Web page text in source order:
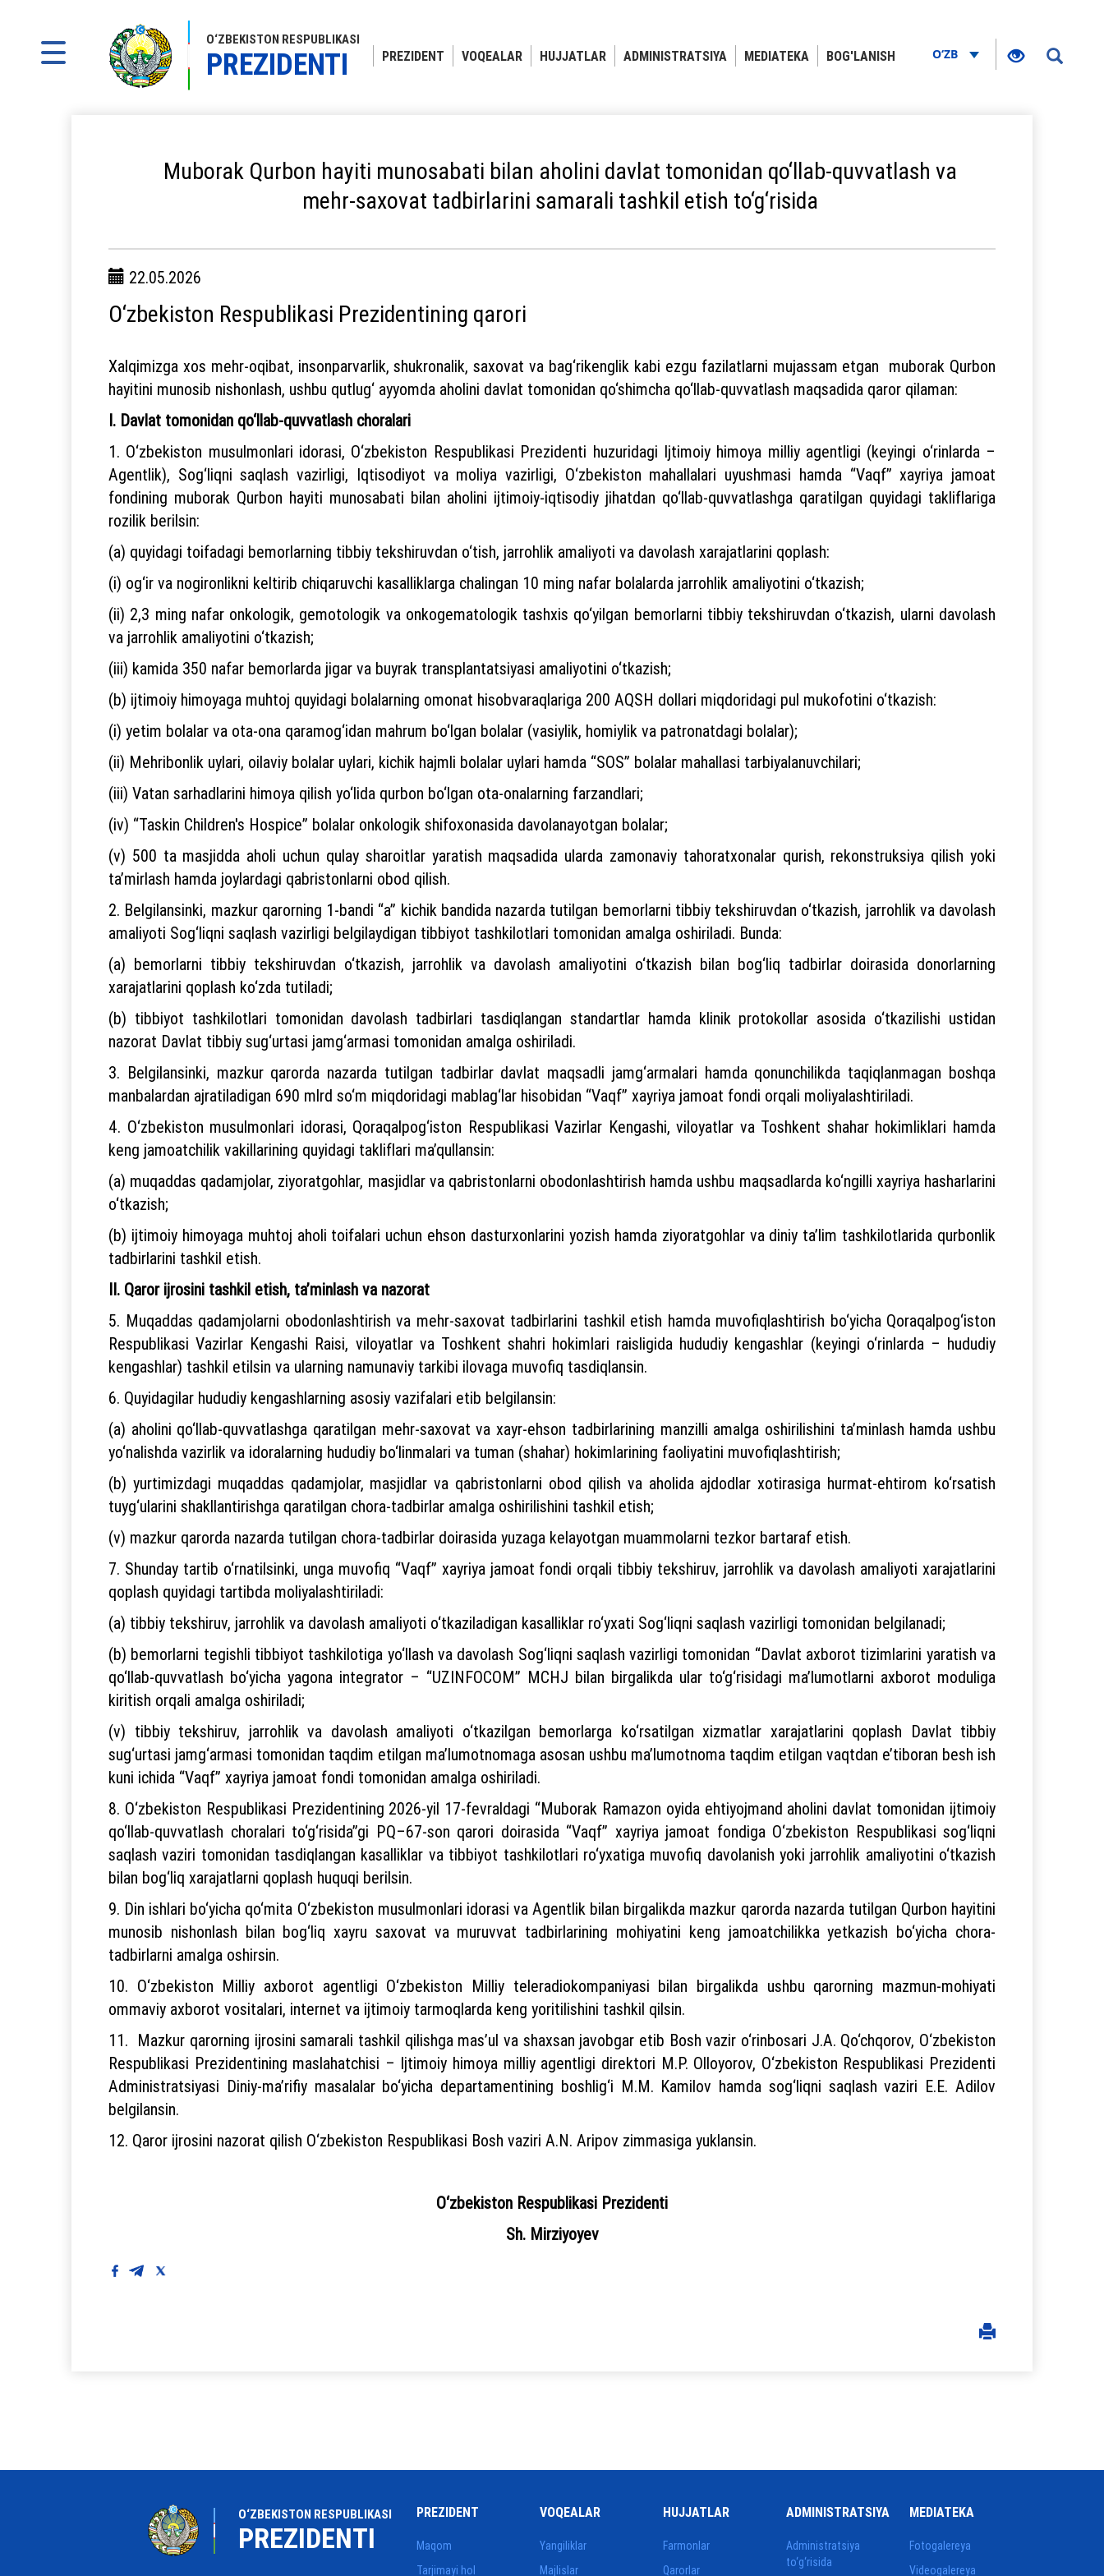
O‘ZBEKISTON RESPUBLIKASI
PREZIDENTI PREZIDENT VOQEALAR HUJJATLAR ADMINISTRATSIYA MEDIATEKA BOG'LANISH O‘ZB
Muborak Qurbon hayiti munosabati bilan aholini davlat tomonidan qo‘llab-quvvatlash va
mehr-saxovat tadbirlarini samarali tashkil etish to‘g‘risida
22.05.2026
O‘zbekiston Respublikasi Prezidentining qarori
Xalqimizga xos mehr-oqibat, insonparvarlik, shukronalik, saxovat va bag‘rikenglik kabi ezgu fazilatlarni mujassam etgan muborak Qurbon
hayitini munosib nishonlash, ushbu qutlug‘ ayyomda aholini davlat tomonidan qo‘shimcha qo‘llab-quvvatlash maqsadida qaror qilaman:
I. Davlat tomonidan qo‘llab-quvvatlash choralari
1. O‘zbekiston musulmonlari idorasi, O‘zbekiston Respublikasi Prezidenti huzuridagi Ijtimoiy himoya milliy agentligi (keyingi o‘rinlarda –
Agentlik), Sog‘liqni saqlash vazirligi, Iqtisodiyot va moliya vazirligi, O‘zbekiston mahallalari uyushmasi hamda “Vaqf” xayriya jamoat
fondining muborak Qurbon hayiti munosabati bilan aholini ijtimoiy-iqtisodiy jihatdan qo‘llab-quvvatlashga qaratilgan quyidagi takliflariga
rozilik berilsin:
(a) quyidagi toifadagi bemorlarning tibbiy tekshiruvdan o‘tish, jarrohlik amaliyoti va davolash xarajatlarini qoplash:
(i) og‘ir va nogironlikni keltirib chiqaruvchi kasalliklarga chalingan 10 ming nafar bolalarda jarrohlik amaliyotini o‘tkazish;
(ii) 2,3 ming nafar onkologik, gemotologik va onkogematologik tashxis qo‘yilgan bemorlarni tibbiy tekshiruvdan o‘tkazish, ularni davolash
va jarrohlik amaliyotini o‘tkazish;
(iii) kamida 350 nafar bemorlarda jigar va buyrak transplantatsiyasi amaliyotini o‘tkazish;
(b) ijtimoiy himoyaga muhtoj quyidagi bolalarning omonat hisobvaraqlariga 200 AQSH dollari miqdoridagi pul mukofotini o‘tkazish:
(i) yetim bolalar va ota-ona qaramog‘idan mahrum bo‘lgan bolalar (vasiylik, homiylik va patronatdagi bolalar);
(ii) Mehribonlik uylari, oilaviy bolalar uylari, kichik hajmli bolalar uylari hamda “SOS” bolalar mahallasi tarbiyalanuvchilari;
(iii) Vatan sarhadlarini himoya qilish yo‘lida qurbon bo‘lgan ota-onalarning farzandlari;
(iv) “Taskin Children's Hospice” bolalar onkologik shifoxonasida davolanayotgan bolalar;
(v) 500 ta masjidda aholi uchun qulay sharoitlar yaratish maqsadida ularda zamonaviy tahoratxonalar qurish, rekonstruksiya qilish yoki
ta’mirlash hamda joylardagi qabristonlarni obod qilish.
2. Belgilansinki, mazkur qarorning 1-bandi “a” kichik bandida nazarda tutilgan bemorlarni tibbiy tekshiruvdan o‘tkazish, jarrohlik va davolash
amaliyoti Sog‘liqni saqlash vazirligi belgilaydigan tibbiyot tashkilotlari tomonidan amalga oshiriladi. Bunda:
(a) bemorlarni tibbiy tekshiruvdan o‘tkazish, jarrohlik va davolash amaliyotini o‘tkazish bilan bog‘liq tadbirlar doirasida donorlarning
xarajatlarini qoplash ko‘zda tutiladi;
(b) tibbiyot tashkilotlari tomonidan davolash tadbirlari tasdiqlangan standartlar hamda klinik protokollar asosida o‘tkazilishi ustidan
nazorat Davlat tibbiy sug‘urtasi jamg‘armasi tomonidan amalga oshiriladi.
3. Belgilansinki, mazkur qarorda nazarda tutilgan tadbirlar davlat maqsadli jamg‘armalari hamda qonunchilikda taqiqlanmagan boshqa
manbalardan ajratiladigan 690 mlrd so‘m miqdoridagi mablag‘lar hisobidan “Vaqf” xayriya jamoat fondi orqali moliyalashtiriladi.
4. O‘zbekiston musulmonlari idorasi, Qoraqalpog‘iston Respublikasi Vazirlar Kengashi, viloyatlar va Toshkent shahar hokimliklari hamda
keng jamoatchilik vakillarining quyidagi takliflari ma’qullansin:
(a) muqaddas qadamjolar, ziyoratgohlar, masjidlar va qabristonlarni obodonlashtirish hamda ushbu maqsadlarda ko‘ngilli xayriya hasharlarini
o‘tkazish;
(b) ijtimoiy himoyaga muhtoj aholi toifalari uchun ehson dasturxonlarini yozish hamda ziyoratgohlar va diniy ta’lim tashkilotlarida qurbonlik
tadbirlarini tashkil etish.
II. Qaror ijrosini tashkil etish, ta’minlash va nazorat
5. Muqaddas qadamjolarni obodonlashtirish va mehr-saxovat tadbirlarini tashkil etish hamda muvofiqlashtirish bo‘yicha Qoraqalpog‘iston
Respublikasi Vazirlar Kengashi Raisi, viloyatlar va Toshkent shahri hokimlari raisligida hududiy kengashlar (keyingi o‘rinlarda – hududiy
kengashlar) tashkil etilsin va ularning namunaviy tarkibi ilovaga muvofiq tasdiqlansin.
6. Quyidagilar hududiy kengashlarning asosiy vazifalari etib belgilansin:
(a) aholini qo‘llab-quvvatlashga qaratilgan mehr-saxovat va xayr-ehson tadbirlarining manzilli amalga oshirilishini ta’minlash hamda ushbu
yo‘nalishda vazirlik va idoralarning hududiy bo‘linmalari va tuman (shahar) hokimlarining faoliyatini muvofiqlashtirish;
(b) yurtimizdagi muqaddas qadamjolar, masjidlar va qabristonlarni obod qilish va aholida ajdodlar xotirasiga hurmat-ehtirom ko‘rsatish
tuyg‘ularini shakllantirishga qaratilgan chora-tadbirlar amalga oshirilishini tashkil etish;
(v) mazkur qarorda nazarda tutilgan chora-tadbirlar doirasida yuzaga kelayotgan muammolarni tezkor bartaraf etish.
7. Shunday tartib o‘rnatilsinki, unga muvofiq “Vaqf” xayriya jamoat fondi orqali tibbiy tekshiruv, jarrohlik va davolash amaliyoti xarajatlarini
qoplash quyidagi tartibda moliyalashtiriladi:
(a) tibbiy tekshiruv, jarrohlik va davolash amaliyoti o‘tkaziladigan kasalliklar ro‘yxati Sog‘liqni saqlash vazirligi tomonidan belgilanadi;
(b) bemorlarni tegishli tibbiyot tashkilotiga yo‘llash va davolash Sog‘liqni saqlash vazirligi tomonidan “Davlat axborot tizimlarini yaratish va
qo‘llab-quvvatlash bo‘yicha yagona integrator – “UZINFOCOM” MCHJ bilan birgalikda ular to‘g‘risidagi ma’lumotlarni axborot moduliga
kiritish orqali amalga oshiriladi;
(v) tibbiy tekshiruv, jarrohlik va davolash amaliyoti o‘tkazilgan bemorlarga ko‘rsatilgan xizmatlar xarajatlarini qoplash Davlat tibbiy
sug‘urtasi jamg‘armasi tomonidan taqdim etilgan ma’lumotnomaga asosan ushbu ma’lumotnoma taqdim etilgan vaqtdan e’tiboran besh ish
kuni ichida “Vaqf” xayriya jamoat fondi tomonidan amalga oshiriladi.
8. O‘zbekiston Respublikasi Prezidentining 2026-yil 17-fevraldagi “Muborak Ramazon oyida ehtiyojmand aholini davlat tomonidan ijtimoiy
qo‘llab-quvvatlash choralari to‘g‘risida”gi PQ–67-son qarori doirasida “Vaqf” xayriya jamoat fondiga O‘zbekiston Respublikasi sog‘liqni
saqlash vaziri tomonidan tasdiqlangan kasalliklar va tibbiyot tashkilotlari ro‘yxatiga muvofiq davolanish yoki jarrohlik amaliyotini o‘tkazish
bilan bog‘liq xarajatlarni qoplash huquqi berilsin.
9. Din ishlari bo‘yicha qo‘mita O‘zbekiston musulmonlari idorasi va Agentlik bilan birgalikda mazkur qarorda nazarda tutilgan Qurbon hayitini
munosib nishonlash bilan bog‘liq xayru saxovat va muruvvat tadbirlarining mohiyatini keng jamoatchilikka yetkazish bo‘yicha chora-
tadbirlarni amalga oshirsin.
10. O‘zbekiston Milliy axborot agentligi O‘zbekiston Milliy teleradiokompaniyasi bilan birgalikda ushbu qarorning mazmun-mohiyati
ommaviy axborot vositalari, internet va ijtimoiy tarmoqlarda keng yoritilishini tashkil qilsin.
11. Mazkur qarorning ijrosini samarali tashkil qilishga mas’ul va shaxsan javobgar etib Bosh vazir o‘rinbosari J.A. Qo‘chqorov, O‘zbekiston
Respublikasi Prezidentining maslahatchisi – Ijtimoiy himoya milliy agentligi direktori M.P. Olloyorov, O‘zbekiston Respublikasi Prezidenti
Administratsiyasi Diniy-ma’rifiy masalalar bo‘yicha departamentining boshlig‘i M.M. Kamilov hamda sog‘liqni saqlash vaziri E.E. Adilov
belgilansin.
12. Qaror ijrosini nazorat qilish O‘zbekiston Respublikasi Bosh vaziri A.N. Aripov zimmasiga yuklansin.
O‘zbekiston Respublikasi Prezidenti
Sh. Mirziyoyev
O‘ZBEKISTON RESPUBLIKASI
PREZIDENTI
PREZIDENT
Maqom
Tarjimayi hol
VOQEALAR
Yangiliklar
Majlislar
HUJJATLAR
Farmonlar
Qarorlar
ADMINISTRATSIYA
Administratsiya
to‘g‘risida
MEDIATEKA
Fotogalereya
Videogalereya